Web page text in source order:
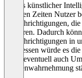
Mittels künstlicher
welchen Zeiten Nutzer
Benachrichtigungen,
reagieren. Dadurch
Benachrichtigungen in
Stattdessen würde es
damit eventuell auch
Markenwahrnehmung